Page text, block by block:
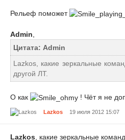
Рельеф поможет
Admin
Цитата: Admin
Lazkos, какие зеркальные
другой ЛТ.
О как ! Чёт я не
Lazkos 19 июля 2012 15:07
Lazkos, какие зеркальные